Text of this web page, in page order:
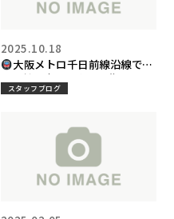
大阪メトロ千日前線沿線で暮
らす魅力｜住みやすい街ランキ
ング＆おすすめ賃貸エリア ブラ
2025.10.18
スタッフブログ